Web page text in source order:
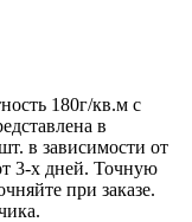
180г/кв.м с
в
в зависимости от
3-х дней. Точную
при заказе.